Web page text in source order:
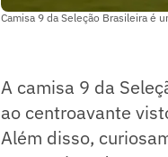
Camisa 9 da Seleção Brasileira é
A camisa 9 da
ao centroavante
Além disso,